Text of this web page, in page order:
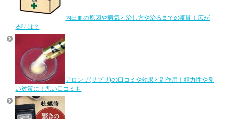
内出血の原因や病気と治し方や治るまでの期間！広が
る時は？
アロンザ(サプリ)の口コミや効果と副作用！精力性や臭
い対策に！悪い口コミも